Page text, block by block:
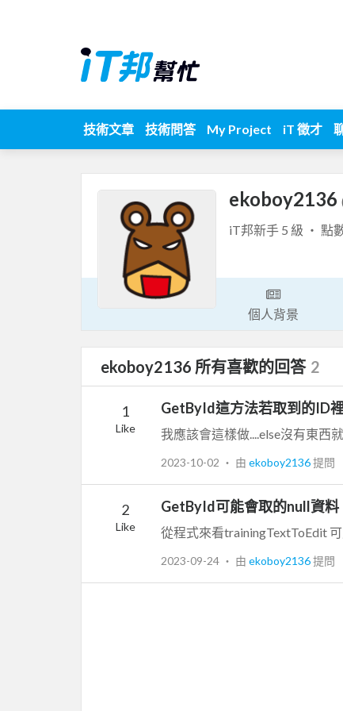
技術文章 技術問答 My Project iT 徵才
ekoboy2136
iT邦新手 5 級 ‧ 點
個人背景
ekoboy2136 所有喜歡的回答 2
1
Like
GetById這方法若取到的ID
我應該會這樣做....else沒有東西
2023-10-02 ‧ 由 ekoboy2136提問
2
Like
GetById可能會取的null資料
2023-09-24 ‧ 由 ekoboy2136提問